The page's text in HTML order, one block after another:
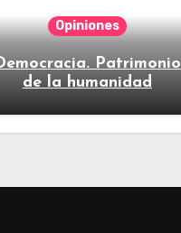
Opiniones
Patrimonio
de la humanidad